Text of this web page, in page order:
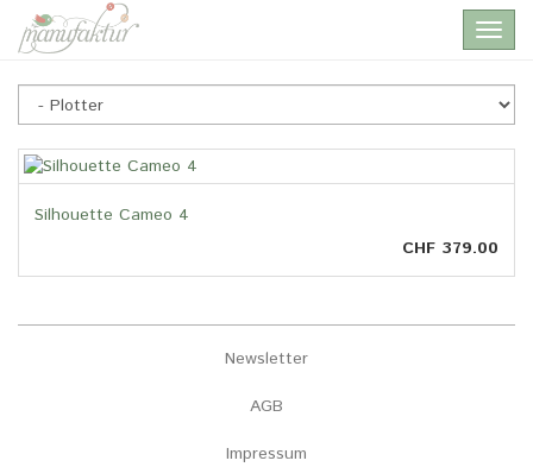
main
content
Plotter
Silhouette Cameo 4
CHF 379.00
Newsletter
AGB
Impressum